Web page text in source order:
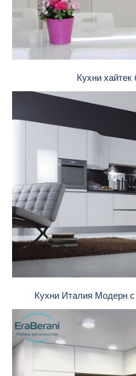
Кухни
Кухни Италия Модерн